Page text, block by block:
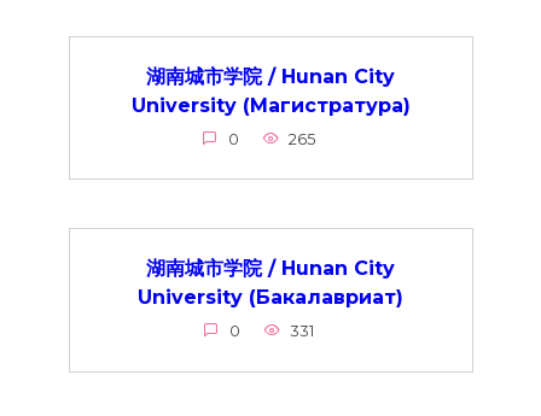
湖南城市学院 / Hunan City
University (Магистратура)
0 265
湖南城市学院 / Hunan City
University (Бакалавриат)
0 331